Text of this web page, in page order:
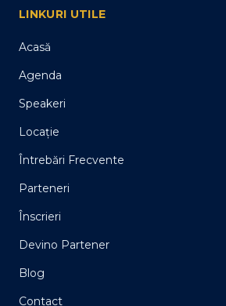
LINKURI UTILE
Acasă
Agenda
Speakeri
Locație
Întrebări Frecvente
Parteneri
Înscrieri
Devino Partener
Blog
Contact